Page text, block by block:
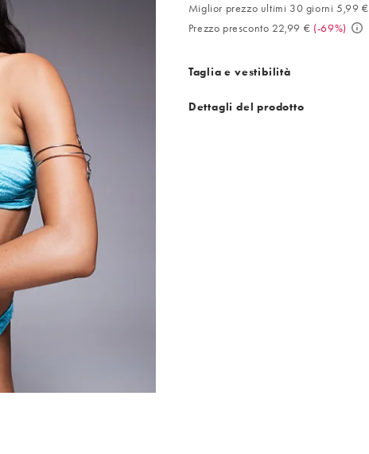
Miglior prezzo ultimi 30 giorni 5,99 €
Prezzo presconto 22,99 € (-69%)
Taglia e vestibilità
Dettagli del prodotto